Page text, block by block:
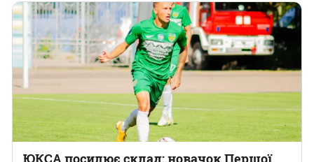
ЮКСА посилює склад: новачок Першої